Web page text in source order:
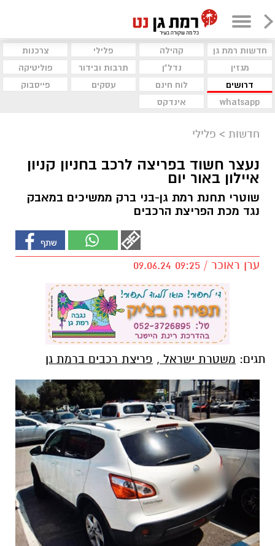
חדשות רמת גן קהילה פלילי
צרכנות
מגזין
נדל"ן תרבות ובידור
פוליטיקה
דרושים
לוח חינם עסקים
פייסבוק
whatsapp
אינדקס
חדשות > פלילי
נעצר חשוד בפריצה לרכב בחניון קניון
איילון באור יום
שוטרי תחנת רמת גן-בני ברק ממשיכים במאבק
נגד מכת הפריצת הרכבים
ערן ראוכר / 09:25 09.06.24
תגים: משטרת ישראל , פריצת רכבים ברמת גן